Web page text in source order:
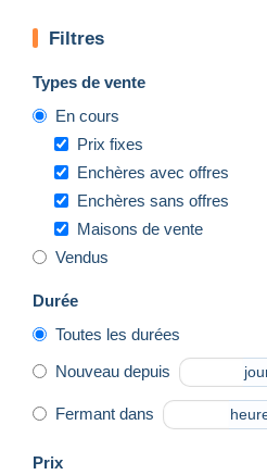
Filtres
Types de vente
En cours
Prix fixes
Enchères avec offres
Enchères sans offres
Maisons de vente
Vendus
Durée
Toutes les durées
Nouveau depuis
Fermant dans
Prix